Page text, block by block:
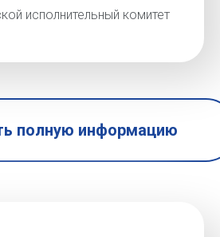
исполнительный комитет
полную информацию